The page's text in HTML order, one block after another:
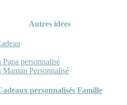
Autres idées
Papa personnalisé
Maman Personnalisé
personnalisés Famille